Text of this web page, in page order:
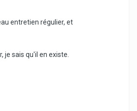
entretien régulier, et
sais qu'il en existe.